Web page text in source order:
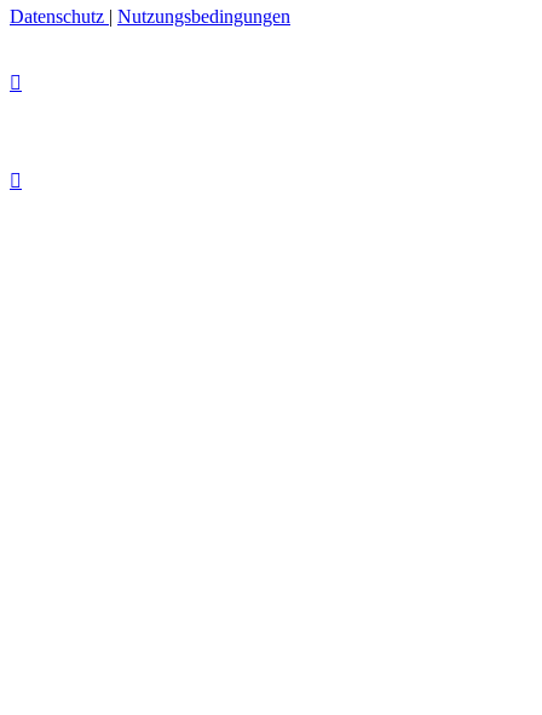
Datenschutz | Nutzungsbedingungen